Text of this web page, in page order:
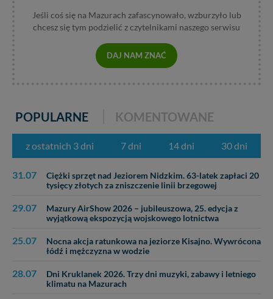
Jeśli coś się na Mazurach zafascynowało, wzburzyło lub
chcesz się tym podzielić z czytelnikami naszego serwisu
DAJ NAM ZNAĆ
POPULARNE KOMENTOWANE
z ostatnich 3 dni 7 dni 14 dni 30 dni
31.07
Ciężki sprzęt nad Jeziorem Nidzkim. 63-latek zapłaci 20
tysięcy złotych za zniszczenie linii brzegowej
29.07
Mazury AirShow 2026 – jubileuszowa, 25. edycja z
wyjątkową ekspozycją wojskowego lotnictwa
25.07
Nocna akcja ratunkowa na jeziorze Kisajno. Wywrócona
łódź i mężczyzna w wodzie
28.07
Dni Kruklanek 2026. Trzy dni muzyki, zabawy i letniego
klimatu na Mazurach